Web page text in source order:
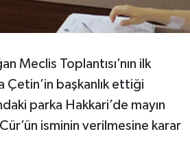
Meclis Toplantısı’nın ilk
başkanlık ettiği
parka Hakkari’de mayın
isminin verilmesine karar